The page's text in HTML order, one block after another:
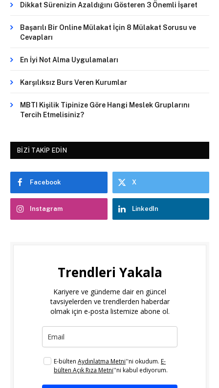
Dikkat Sürenizin Azaldığını Gösteren 3 Önemli İşaret
Başarılı Bir Online Mülakat İçin 8 Mülakat Sorusu ve
Cevapları
En İyi Not Alma Uygulamaları
Karşılıksız Burs Veren Kurumlar
MBTI Kişilik Tipinize Göre Hangi Meslek Gruplarını
Tercih Etmelisiniz?
BIZI TAKIP EDIN
Facebook X
Instagram LinkedIn
Trendleri Yakala
Kariyere ve gündeme dair en güncel
tavsiyelerden ve trendlerden haberdar
olmak için e-posta listemize abone ol.
E-bülten Aydınlatma Metni''ni okudum. E-
bülten Açık Rıza Metni''ni kabul ediyorum.